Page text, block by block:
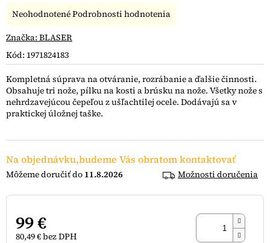
Kód: 1971824183
Na objednávku,budeme Vás obratom kontaktovať
11.8.2026 Možnosti doručenia
99 €
80,49 € bez DPH
Kompletná súprava na otváranie, rozrábanie a ďalšie činnosti.
Obsahuje tri nože, pílku na kosti a brúsku na nože. Všetky nože s
nehrdzavejúcou čepeľou z ušľachtilej ocele. Dodávajú sa v
praktickej úložnej taške.
Priemerné
produktu
0,0
5
hviezdičiek.
NeohodnotenéPodrobnosti hodnotenia
Značka: BLASER